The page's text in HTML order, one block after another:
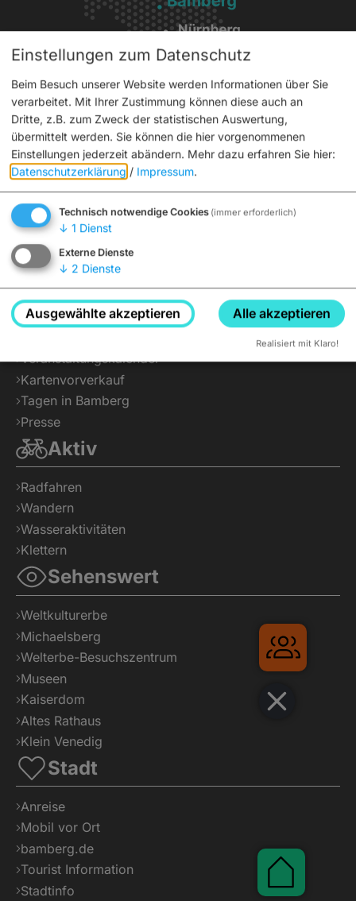
Service
Interaktiver Stadtplan
Tickets
Aktuelles
Broschüren
Infos für Reisebusse
Veranstaltungskalender
Kartenvorverkauf
Tagen in Bamberg
Presse
Aktiv
Radfahren
Wandern
Wasseraktivitäten
Klettern
Sehenswert
Weltkulturerbe
Michaelsberg
Welterbe-Besuchszentrum
Museen
Kaiserdom
Altes Rathaus
Klein Venedig
Stadt
Anreise
Mobil vor Ort
bamberg.de
Tourist Information
Stadtinfo
Einstellungen zum Datenschutz
Beim Besuch unserer Website werden Informationen über Sie
verarbeitet. Mit Ihrer Zustimmung können diese auch an
Dritte, z.B. zum Zweck der statistischen Auswertung,
übermittelt werden. Sie können die hier vorgenommenen
Einstellungen jederzeit abändern. Mehr dazu erfahren Sie hier:
Datenschutzerklärung / Impressum.
Technisch notwendige Cookies (immer erforderlich)
↓ 1 Dienst
Externe Dienste
↓ 2 Dienste
Ausgewählte akzeptieren Alle akzeptieren
Realisiert mit Klaro!